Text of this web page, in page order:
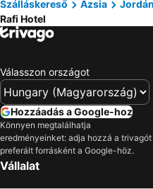
Szálláskereső
Ázsia
Rafi Hotel
Válasszon országot
Hozzáadás a Google-hoz
Könnyen megtalálhatja
eredményeinket: adja hozzá a trivagót
preferált forrásként a Google-höz.
Vállalat